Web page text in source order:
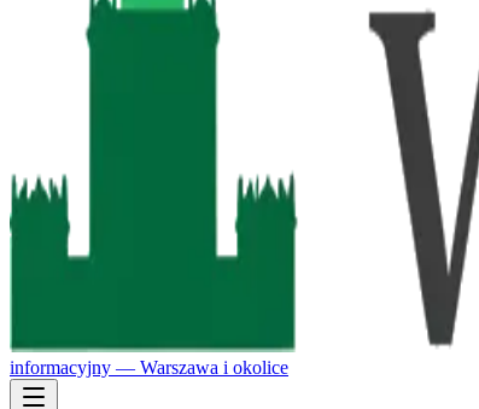
informacyjny — Warszawa i okolice